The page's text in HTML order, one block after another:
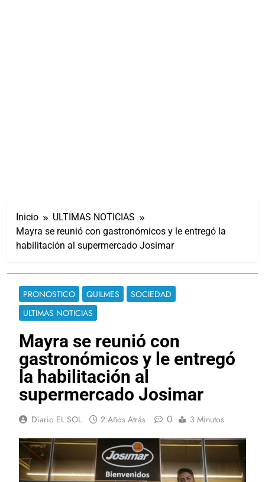
Inicio
ULTIMAS NOTICIAS
Mayra se reunió con gastronómicos y le entregó la
habilitación al supermercado Josimar
PRONOSTICO QUILMES
SOCIEDAD
ULTIMAS NOTICIAS
Mayra se reunió con
gastronómicos y le entregó
la habilitación al
supermercado Josimar
Diario EL SOL 2 Años Atrás 0 3 Minutos